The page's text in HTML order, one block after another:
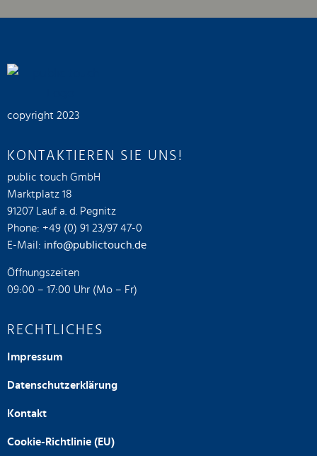
copyright 2023
KONTAKTIEREN SIE UNS!
public touch GmbH
Marktplatz 18
91207 Lauf a. d. Pegnitz
Phone: +49 (0) 91 23/97 47-0
E-Mail: info@publictouch.de
Öffnungszeiten
09:00 – 17:00 Uhr (Mo – Fr)
RECHTLICHES
Impressum
Datenschutzerklärung
Kontakt
Cookie-Richtlinie (EU)